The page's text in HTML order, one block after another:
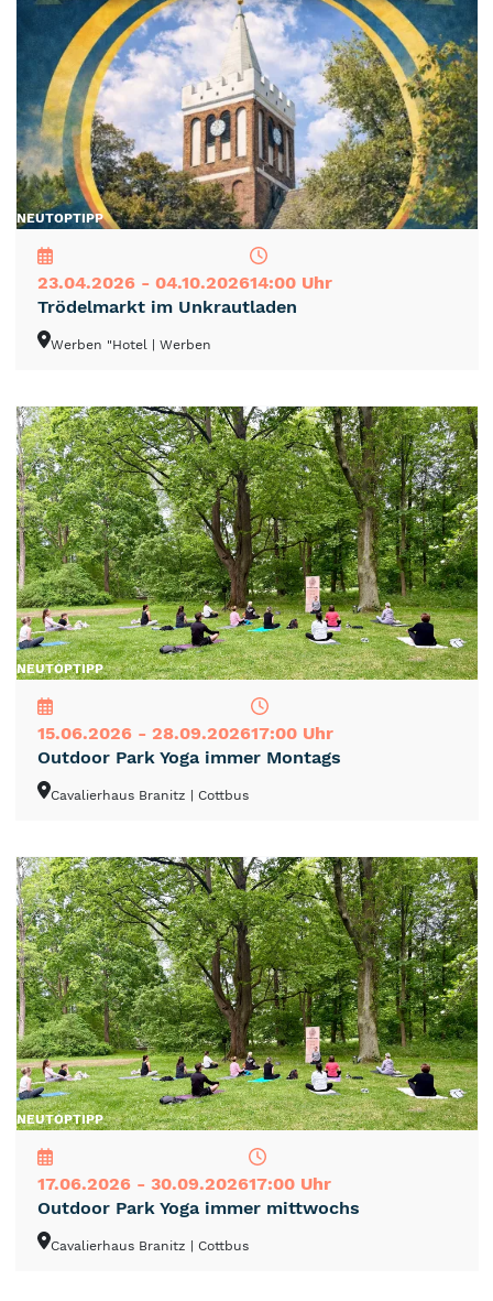
NEUTOPTIPP
23.04.2026 - 04.10.202614:00 Uhr
Trödelmarkt im Unkrautladen
Werben "Hotel | Werben
NEUTOPTIPP
15.06.2026 - 28.09.202617:00 Uhr
Outdoor Park Yoga immer Montags
Cavalierhaus Branitz | Cottbus
NEUTOPTIPP
17.06.2026 - 30.09.202617:00 Uhr
Outdoor Park Yoga immer mittwochs
Cavalierhaus Branitz | Cottbus